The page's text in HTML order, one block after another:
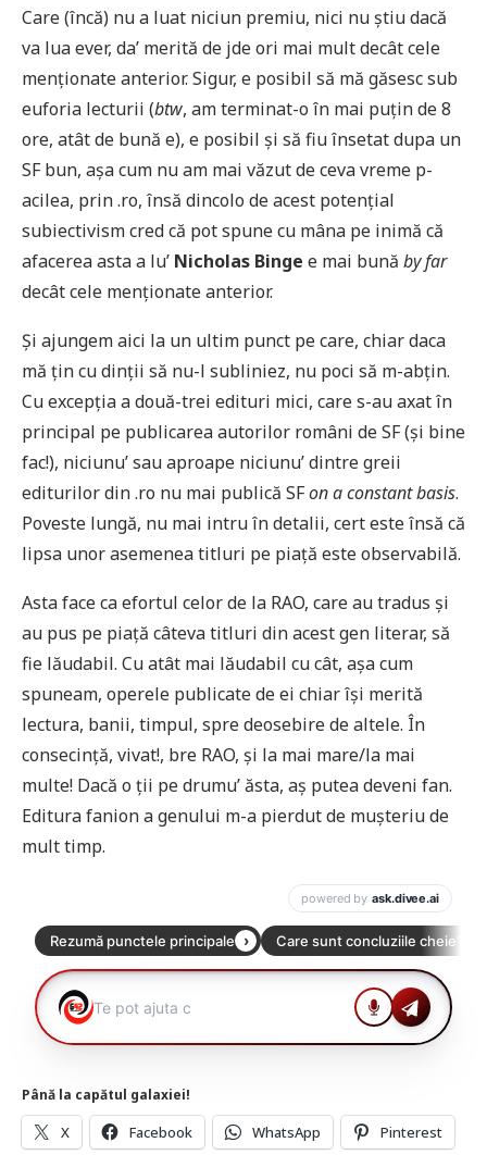
Care (încă) nu a luat niciun premiu, nici nu știu dacă
va lua ever, da’ merită de jde ori mai mult decât cele
menționate anterior. Sigur, e posibil să mă găsesc sub
euforia lecturii (btw, am terminat-o în mai puțin de 8
ore, atât de bună e), e posibil și să fiu însetat dupa un
SF bun, așa cum nu am mai văzut de ceva vreme p-
acilea, prin .ro, însă dincolo de acest potențial
subiectivism cred că pot spune cu mâna pe inimă că
afacerea asta a lu’ Nicholas Binge e mai bună by far
decât cele menționate anterior.
Și ajungem aici la un ultim punct pe care, chiar daca
mă țin cu dinții să nu-l subliniez, nu poci să m-abţin.
Cu excepția a două-trei edituri mici, care s-au axat în
principal pe publicarea autorilor români de SF (și bine
fac!), niciunu’ sau aproape niciunu’ dintre greii
editurilor din .ro nu mai publică SFon a constant basis.
Poveste lungă, nu mai intru în detalii, cert este însă că
lipsa unor asemenea titluri pe piață este observabilă.
Asta face ca efortul celor de la RAO, care au tradus și
au pus pe piață câteva titluri din acest gen literar, să
fie lăudabil. Cu atât mai lăudabil cu cât, așa cum
spuneam, operele publicate de ei chiar își merită
lectura, banii, timpul, spre deosebire de altele. În
consecință, vivat!, bre RAO, și la mai mare/la mai
multe! Dacă o ții pe drumu’ ăsta, aș putea deveni fan.
Editura fanion a genului m-a pierdut de mușteriu de
mult timp.
Până la capătul galaxiei!
X Facebook WhatsApp Pinterest